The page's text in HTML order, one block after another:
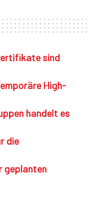
sind
High-
handelt es
die
geplanten